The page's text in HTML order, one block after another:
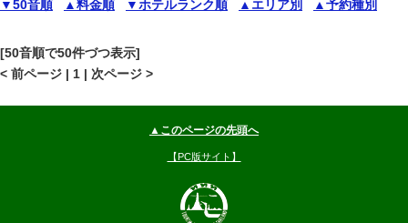
▼50音順
▲料金順 ▼ホテルランク順 ▲エリア別 ▲予約種別
[50音順で50件づつ表示]
< 前ページ | 1 | 次ページ >
▲このページの先頭へ
【PC版サイト】